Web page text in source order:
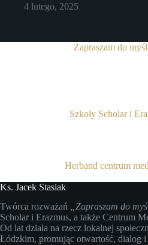
4 lutego, 2025
Zapraszam do
Szkoły Scholar i
Herband centrum
Ks. Jacek Stasiak
Twórca rozważań „Zapraszam do
Scholar i Erazmus, a także Centrum
Od lat działa na rzecz lokalnej
Łódzkim, promując otwartość, dialog